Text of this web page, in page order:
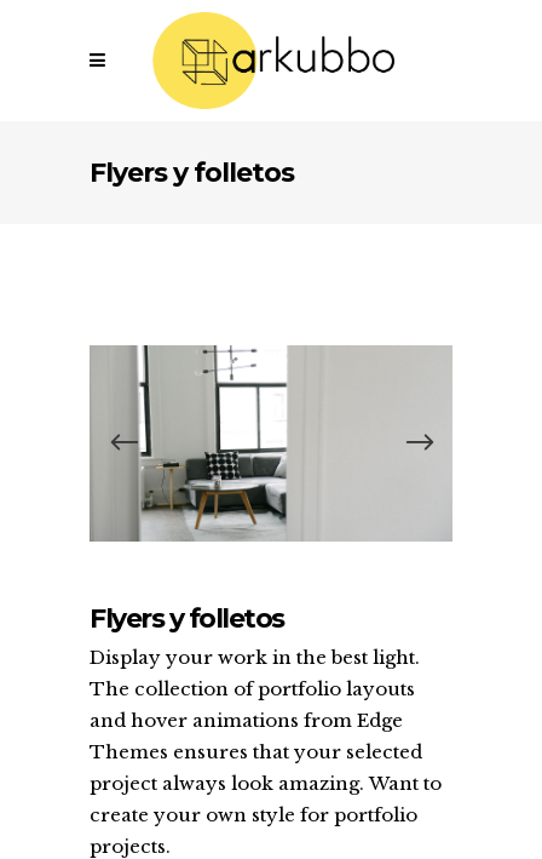
Flyers y folletos
Flyers y folletos
Display your work in the best light.
The collection of portfolio layouts
and hover animations from Edge
Themes ensures that your selected
project always look amazing. Want to
create your own style for portfolio
projects.